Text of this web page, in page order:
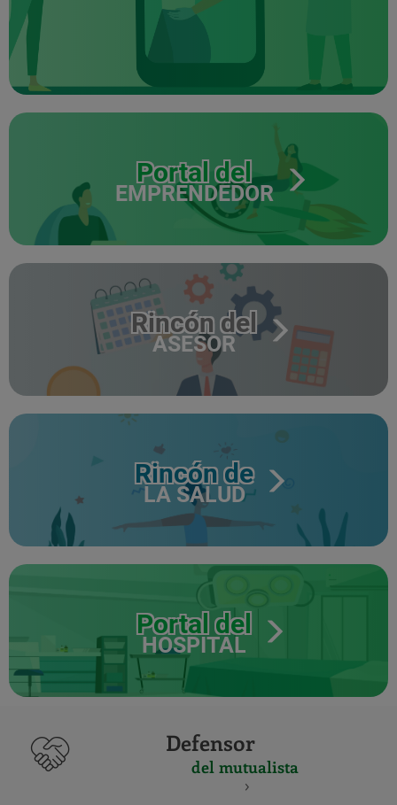
Portal del
EMPRENDEDOR
Rincón del
ASESOR
Rincón de
LA SALUD
Portal del
HOSPITAL
Defensor
del mutualista